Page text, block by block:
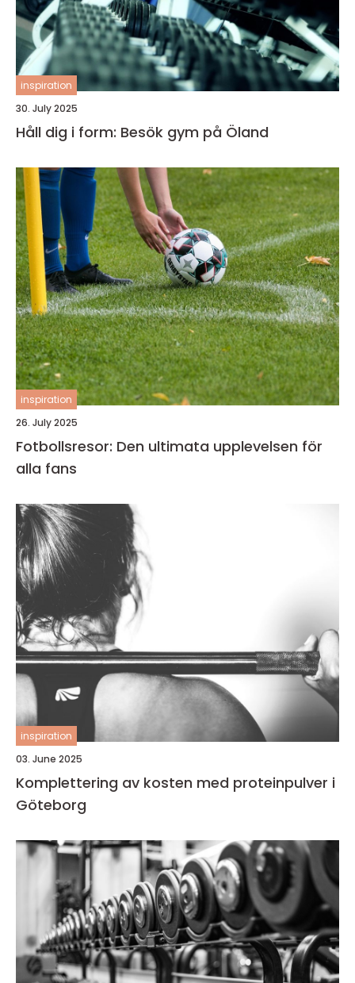
inspiration
30. July 2025
Håll dig i form: Besök gym på Öland
inspiration
26. July 2025
Fotbollsresor: Den ultimata upplevelsen för
alla fans
inspiration
03. June 2025
Komplettering av kosten med proteinpulver i
Göteborg